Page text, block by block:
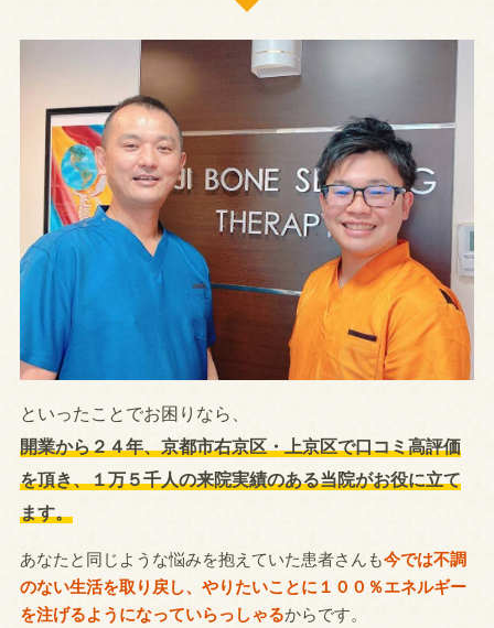
といったことでお困りなら、
開業から２４年、京都市右京区・上京区で口コミ高評価
を頂き、１万５千人の来院実績のある当院がお役に立て
ます。
あなたと同じような悩みを抱えていた患者さんも今では不調
のない生活を取り戻し、やりたいことに１００％エネルギー
を注げるようになっていらっしゃるからです。